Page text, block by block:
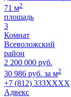
71 м2
площадь
3
Комнат
Всеволожский
район
2 200 000 руб.
30 986 руб. за м2
+7 (812) 333XXXX
Адвекс